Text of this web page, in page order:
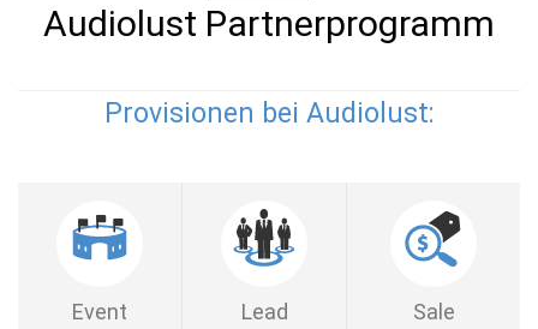
Audiolust Partnerprogramm
Provisionen bei Audiolust:
Event Lead Sale